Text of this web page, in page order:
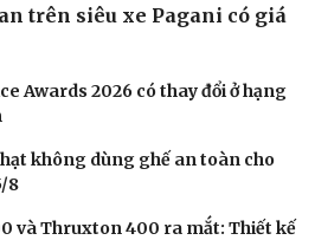
trên siêu xe Pagani có giá
Awards 2026 có thay đổi ở hạng
không dùng ghế an toàn cho
8
và Thruxton 400 ra mắt: Thiết kế